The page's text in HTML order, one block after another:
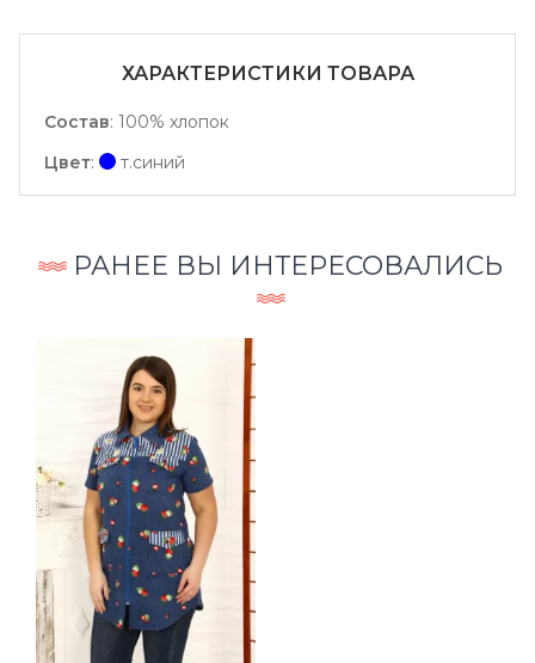
ХАРАКТЕРИСТИКИ ТОВАРА
Состав: 100% хлопок
Цвет: т.синий
РАНЕЕ ВЫ ИНТЕРЕСОВАЛИСЬ